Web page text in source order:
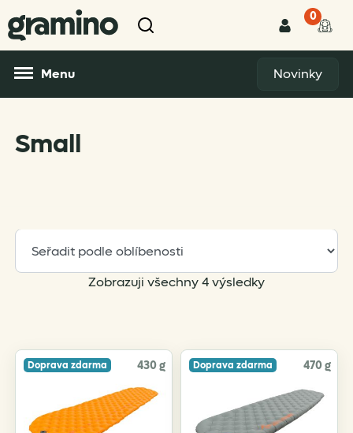
0
Menu Novinky
Small
Zobrazuji všechny 4 výsledkySorted
Doprava zdarma 430 g Doprava zdarma 470 g